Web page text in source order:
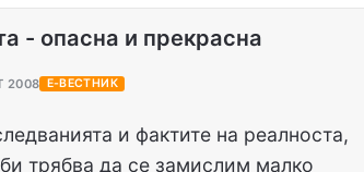
- опасна и прекрасна
2008 Е-ВЕСТНИК
и фактите на реалноста,
трябва да се замислим малко